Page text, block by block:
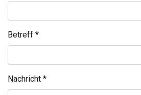
Betreff *
Nachricht *